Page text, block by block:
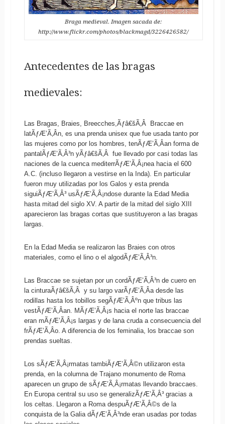
Braga medieval. Imagen sacada de:
http://www.flickr.com/photos/blackmagd/3226426582/
Antecedentes de las bragas
medievales:
Las Bragas, Braies, Breecches,Ãƒâ€šÃ‚Â Braccae en
latÃƒÆ’Ã‚Â­n, es una prenda unisex que fue usada tanto por
las mujeres como por los hombres, tenÃƒÆ’Ã‚Â­an forma de
pantalÃƒÆ’Ã‚Â³n yÃƒâ€šÃ‚Â fue llevado por casi todas las
naciones de la cuenca mediterrÃƒÆ’Ã‚Â¡nea hacia el 600
A.C. (incluso llegaron a vestirse en la Inda). En particular
fueron muy utilizadas por los Galos y esta prenda
siguiÃƒÆ’Ã‚Â³ usÃƒÆ’Ã‚Â¡ndose durante la Edad Media
hasta mitad del siglo XV. A partir de la mitad del siglo XIII
aparecieron las bragas cortas que sustituyeron a las bragas
largas.
En la Edad Media se realizaron las Braies con otros
materiales, como el lino o el algodÃƒÆ’Ã‚Â³n.
Las Braccae se sujetan por un cordÃƒÆ’Ã‚Â³n de cuero en
la cinturaÃƒâ€šÃ‚Â y su largo varÃƒÆ’Ã‚Â­a desde las
rodillas hasta los tobillos segÃƒÆ’Ã‚Âºn que tribus las
vestÃƒÆ’Ã‚Â­an. MÃƒÆ’Ã‚Â¡s hacia el norte las braccae
eran mÃƒÆ’Ã‚Â¡s largas y de lana cruda a consecuencia del
frÃƒÆ’Ã‚Â­o. A diferencia de los feminalia, los braccae son
prendas sueltas.
Los sÃƒÆ’Ã‚Â¡rmatas tambiÃƒÆ’Ã‚Â©n utilizaron esta
prenda, en la columna de Trajano monumento de Roma
aparecen un grupo de sÃƒÆ’Ã‚Â¡rmatas llevando braccaes.
En Europa central su uso se generalizÃƒÆ’Ã‚Â³ gracias a
los celtas. Llegaron a Roma despuÃƒÆ’Ã‚Â©s de la
conquista de la Galia dÃƒÆ’Ã‚Â³nde eran usadas por todas